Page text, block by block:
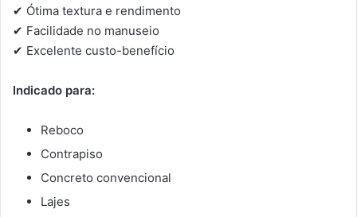
✔ Ótima textura e rendimento
✔ Facilidade no manuseio
✔ Excelente custo-benefício
Indicado para:
Reboco
Contrapiso
Concreto convencional
Lajes